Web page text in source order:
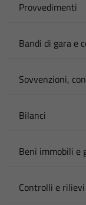
Provvedimenti
Bandi di gara e
Sovvenzioni,
Bilanci
Beni immobili e
Controlli e